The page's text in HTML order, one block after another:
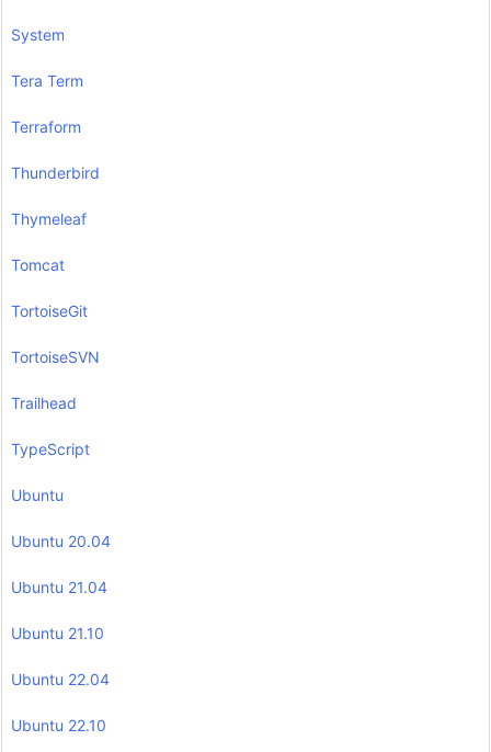
System
Tera Term
Terraform
Thunderbird
Thymeleaf
Tomcat
TortoiseGit
TortoiseSVN
Trailhead
TypeScript
Ubuntu
Ubuntu 20.04
Ubuntu 21.04
Ubuntu 21.10
Ubuntu 22.04
Ubuntu 22.10